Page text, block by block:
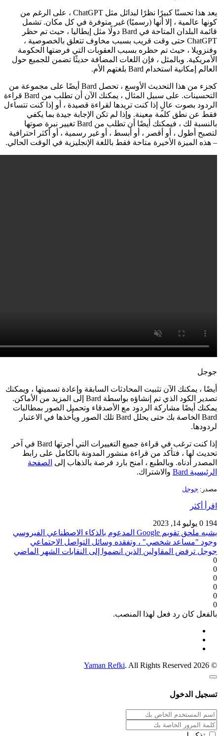
يعد هذا تحسنًا كبيرًا نظرًا لبدائل مثل ChatGPT ، على الرغم من
كونها عالمية ، إلا أنها (رسميًا) غير متوفرة في كل مكان. تشمل
قائمة البلدان المتاحة في Bard دولًا مثل إيطاليا ، حيث تم حظر
ChatGPT حتى وقت قريب بسبب مخاوف تتعلق بالخصوصية ،
وفنزويلا ، حيث تم حظره بسبب العقوبات التي فرضتها الحكومة
الأمريكية. وبالمثل ، فإن اللغات المضافة حديثًا تضمن للجميع حول
العالم إمكانية استخدام Bard بلغتهم الأم.
كجزء من هذا التحديث الأوسع ، تحصل Bard أيضًا على مجموعة من
التحسينات. على سبيل المثال ، يمكنك الآن أن تطلب من Bard قراءة
الردود بصوت عالٍ إذا كنت تريدها لقراءة قصيدة ، أو إذا كنت تتساءل
فقط عن نطق كلمة معينة. وإذا لم تكن الإجابة جيدة بما يكفي
بالنسبة لك ، فيمكنك أيضًا أن تطلب من Bard تغيير نبرة صوتها
لتصبح أطول ، أو أقصر ، أو أبسط ، أو غير رسمية ، أو أكثر احترافية
– هذه الميزة الأخيرة متاحة فقط باللغة الإنجليزية في الوقت الحالي.
جوجل
أيضًا ، يمكنك الآن تثبيت المحادثات السابقة وإعادة تسميتها ، ويمكنك
تصدير الكود الذي تم إنشاؤه بواسطة Bard إلى المزيد من الأماكن.
يمكنك أيضًا مشاركة الردود مع الأصدقاء وتحميل الصور بمطالبات
Bard الخاصة بك حتى يحلل Bard تلك الصور ويأخذها في الاعتبار
لردودها.
إذا كنت ترغب في قراءة جميع التغييرات التي أجرتها Bard في آخر
تحديث لها ، فتأكد من قراءة منشور المدونة بالكامل على رابط
المصدر أدناه. وبالطبع ، امنح بارد فرصة بالذهاب إلى الصفحة
الرئيسية Bard
والاشتراك.
مصدر: جوجل
اقرأ أكثر
194
0 يوليو 14, 2023
يشبه ملحق تقويم Google المدعوم بالذكاء الاصطناعي الفيروسي
وجود "مساعد شخصي" ، وتفقده وسائل التواصل الاجتماعي
جوجل ترفض المقاولين الذين انضموا إلى النقابات الشهر الماضي
0
0
0
0
0
0
بالفعل كان رد فعل لهذا المنصب.
© 2026
Yaman Refki. All Rights Reserved
تسجيل الدخول